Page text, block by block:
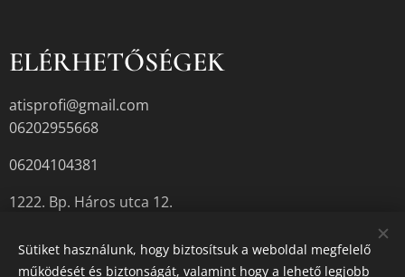
ELÉRHETŐSÉGEK
atisprofi@gmail.com
06202955668
06204104381
1222. Bp. Háros utca 12.
Sütiket használunk, hogy biztosítsuk a weboldal megfelelő
működését és biztonságát, valamint hogy a lehető legjobb